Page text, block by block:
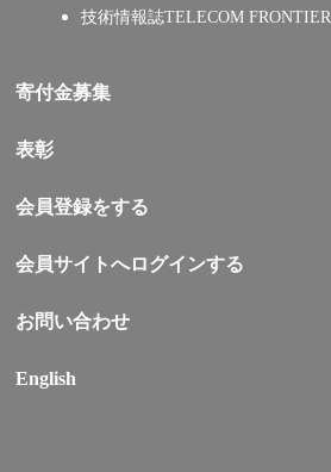
技術情報誌TELECOM FRONTIER
寄付金募集
表彰
会員登録をする
会員サイトへログインする
お問い合わせ
English